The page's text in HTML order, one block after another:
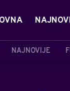
NAJNOVIJE